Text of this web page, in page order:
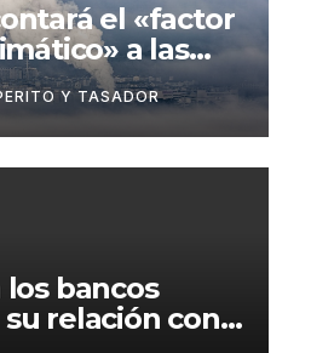
el «factor
a las
préstamo en la
Y TASADOR
los bancos
relación con